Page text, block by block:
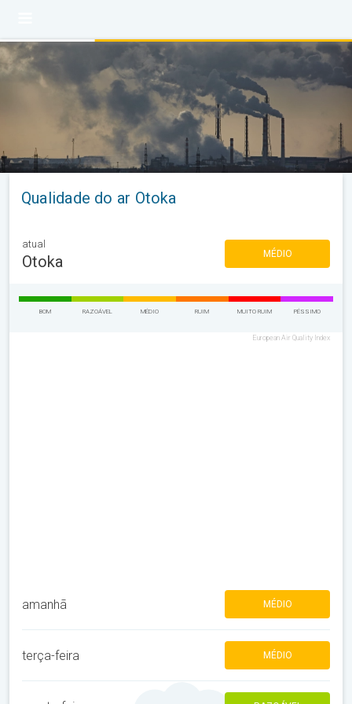
Qualidade do ar Otoka
atual
Otoka MÉDIO
BOM RAZOÁVEL MÉDIO RUIM MUITO RUIM PÉSSIMO
European Air Quality Index
amanhã MÉDIO
terça-feira MÉDIO